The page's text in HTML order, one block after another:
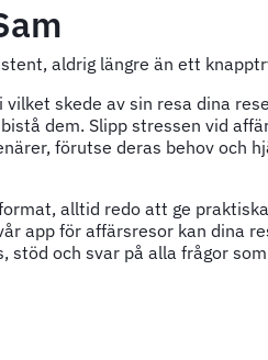
aldrig längre än ett
skede av sin resa dina
dem. Slipp stressen vid
förutse deras behov och
alltid redo att ge
app för affärsresor kan dina
stöd och svar på alla frågor